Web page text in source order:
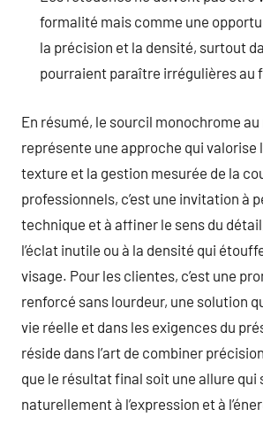
formalité mais comme une
la précision et la densité, surtout
pourraient paraître irrégulières au
En résumé, le sourcil monochrome
représente une approche qui valorise
texture et la gestion mesurée de la
professionnels, c’est une invitation à
technique et à affiner le sens du
l’éclat inutile ou à la densité qui
visage. Pour les clientes, c’est une
renforcé sans lourdeur, une solution
vie réelle et dans les exigences du
réside dans l’art de combiner
que le résultat final soit une allure qui
naturellement à l’expression et à